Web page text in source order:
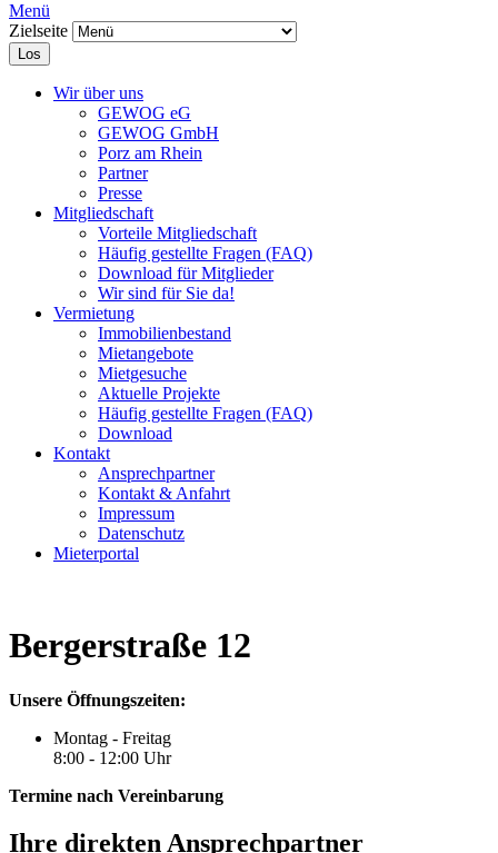
Menü
Zielseite
Los
Wir über uns
GEWOG eG
GEWOG GmbH
Porz am Rhein
Partner
Presse
Mitgliedschaft
Vorteile Mitgliedschaft
Häufig gestellte Fragen (FAQ)
Download für Mitglieder
Wir sind für Sie da!
Vermietung
Immobilienbestand
Mietangebote
Mietgesuche
Aktuelle Projekte
Häufig gestellte Fragen (FAQ)
Download
Kontakt
Ansprechpartner
Kontakt & Anfahrt
Impressum
Datenschutz
Mieterportal
Bergerstraße 12
Unsere Öffnungszeiten:
Montag - Freitag
8:00 - 12:00 Uhr
Termine nach Vereinbarung
Ihre direkten Ansprechpartner